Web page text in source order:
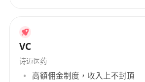
VC
诗迈医药
高額佣金制度，收入上不封頂